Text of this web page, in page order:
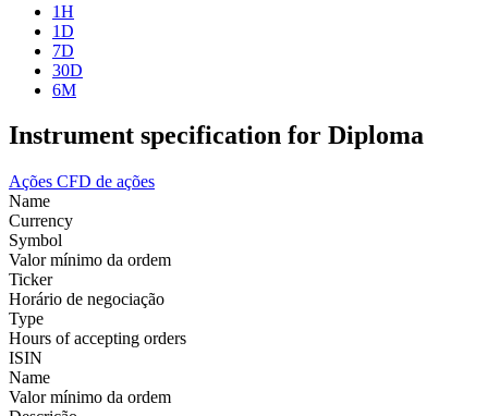
1H
1D
7D
30D
6M
Instrument specification for Diploma
Ações CFD de ações
Name
Currency
Symbol
Valor mínimo da ordem
Ticker
Horário de negociação
Type
Hours of accepting orders
ISIN
Name
Valor mínimo da ordem